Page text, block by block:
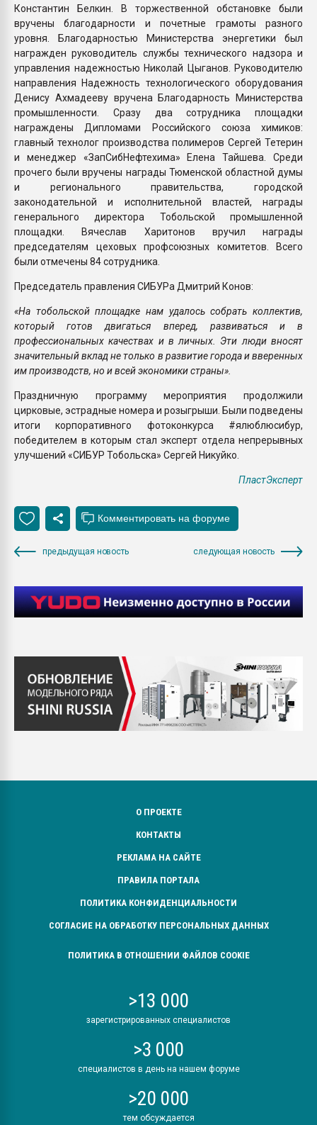
Константин Белкин. В торжественной обстановке были
вручены благодарности и почетные грамоты разного
уровня. Благодарностью Министерства энергетики был
награжден руководитель службы технического надзора и
управления надежностью Николай Цыганов. Руководителю
направления Надежность технологического оборудования
Денису Ахмадееву вручена Благодарность Министерства
промышленности. Сразу два сотрудника площадки
награждены Дипломами Российского союза химиков:
главный технолог производства полимеров Сергей Тетерин
и менеджер «ЗапСибНефтехима» Елена Тайшева. Среди
прочего были вручены награды Тюменской областной думы
и регионального правительства, городской
законодательной и исполнительной властей, награды
генерального директора Тобольской промышленной
площадки. Вячеслав Харитонов вручил награды
председателям цеховых профсоюзных комитетов. Всего
были отмечены 84 сотрудника.
Председатель правления СИБУРа Дмитрий Конов:
«На тобольской площадке нам удалось собрать коллектив,
который готов двигаться вперед, развиваться и в
профессиональных качествах и в личных. Эти люди вносят
значительный вклад не только в развитие города и вверенных
им производств, но и всей экономики страны».
Праздничную программу мероприятия продолжили
цирковые, эстрадные номера и розыгрыши. Были подведены
итоги корпоративного фотоконкурса #ялюблюсибур,
победителем в которым стал эксперт отдела непрерывных
улучшений «СИБУР Тобольска» Сергей Никуйко.
ПластЭксперт
предыдущая новость следующая новость
О ПРОЕКТЕ
КОНТАКТЫ
РЕКЛАМА НА САЙТЕ
ПРАВИЛА ПОРТАЛА
ПОЛИТИКА КОНФИДЕНЦИАЛЬНОСТИ
СОГЛАСИЕ НА ОБРАБОТКУ ПЕРСОНАЛЬНЫХ ДАННЫХ
ПОЛИТИКА В ОТНОШЕНИИ ФАЙЛОВ COOKIE
>13 000
зарегистрированных специалистов
>3 000
специалистов в день на нашем форуме
>20 000
тем обсуждается